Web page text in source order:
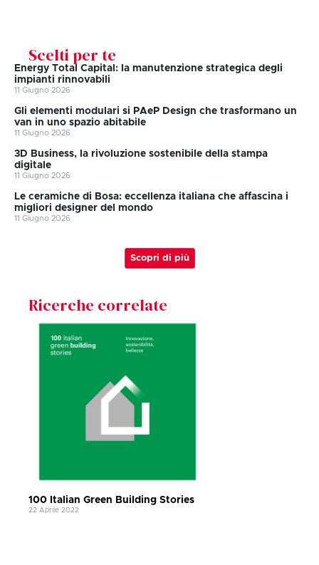
Scelti per te
Energy Total Capital: la manutenzione strategica degli
impianti rinnovabili
11 Giugno 2026
Gli elementi modulari si PAeP Design che trasformano un
van in uno spazio abitabile
11 Giugno 2026
3D Business, la rivoluzione sostenibile della stampa
digitale
11 Giugno 2026
Le ceramiche di Bosa: eccellenza italiana che affascina i
migliori designer del mondo
11 Giugno 2026
Scopri di più
Ricerche correlate
100 Italian Green Building Stories
22 Aprile 2022